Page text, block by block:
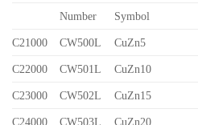
Number Symbol
C21000 CW500L CuZn5
C22000 CW501L CuZn10
C23000 CW502L CuZn15
C24000 CW503L CuZn20